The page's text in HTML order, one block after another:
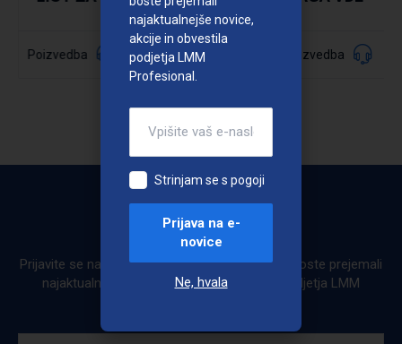
Poizvedba Šifra: 040930 Poizvedba
Bodite obveščeni
Prijavite se na e-novice. Ob prijavi na e-novice boste prejemali
najaktualnejše novice, akcije in obvestila podjetja LMM
najaktualnejše novice,
akcije in obvestila
podjetja LMM
Profesional.
Strinjam se s pogoji
Prijava na e-
novice
Ne, hvala